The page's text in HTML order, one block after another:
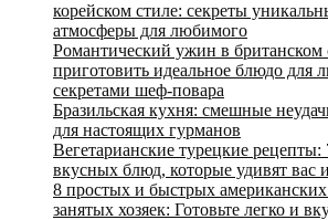
корейском стиле: секреты
атмосферы для любимого
Романтический ужин в британском
приготовить идеальное блюдо для
секретами шеф-повара
Бразильская кухня: смешные
для настоящих гурманов
Вегетарианские турецкие
вкусных блюд, которые удивят вас
8 простых и быстрых
занятых хозяек: Готовьте легко и